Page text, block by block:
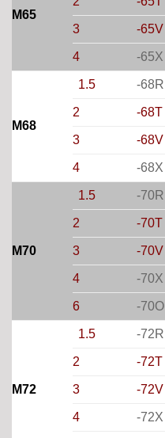
M65
3 -65V
4 -65X
M68
1.5 -68R
2 -68T
3 -68V
4 -68X
M70
1.5 -70R
2 -70T
3 -70V
4 -70X
6 -70O
M72
1.5 -72R
2 -72T
3 -72V
4 -72X